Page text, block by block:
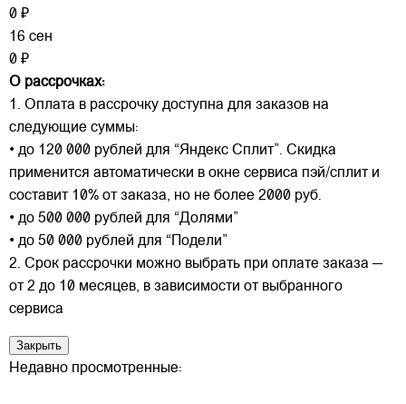
0 ₽
16 сен
0 ₽
О рассрочках:
1. Оплата в рассрочку доступна для заказов на
следующие суммы:
• до 120 000 рублей для “Яндекс Сплит”. Скидка
применится автоматически в окне сервиса пэй/сплит и
составит 10% от заказа, но не более 2000 руб.
• до 500 000 рублей для “Долями”
• до 50 000 рублей для “Подели”
2. Срок рассрочки можно выбрать при оплате заказа —
от 2 до 10 месяцев, в зависимости от выбранного
сервиса
Закрыть
Недавно просмотренные: